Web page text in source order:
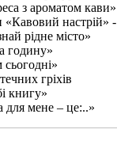
з ароматом кави»
«Кавовий настрій» -
рідне місто»
годину»
гріхів
книгу»
для мене – це:..»